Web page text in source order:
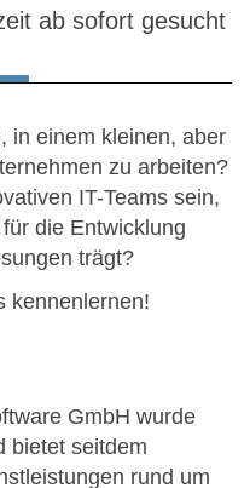
ab sofort gesucht
in einem kleinen, aber
zu arbeiten?
IT-Teams sein,
die Entwicklung
trägt?
kennenlernen!
GmbH wurde
bietet seitdem
rund um